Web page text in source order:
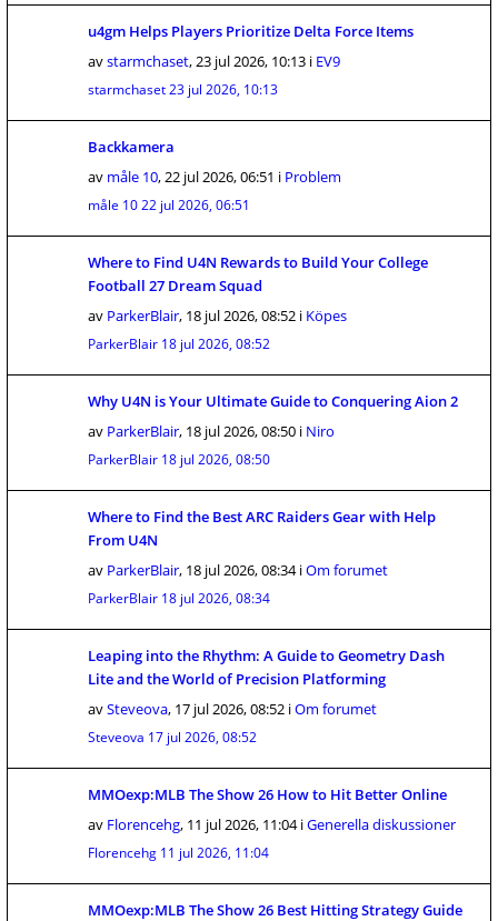
u4gm Helps Players Prioritize Delta Force Items
avstarmchaset,23 jul 2026, 10:13 i EV9
starmchaset23 jul 2026, 10:13
Backkamera
av måle 10,22 jul 2026, 06:51 i Problem
måle 1022 jul 2026, 06:51
Where to Find U4N Rewards to Build Your College
Football 27 Dream Squad
av ParkerBlair, 18 jul 2026, 08:52 i Köpes
ParkerBlair 18 jul 2026, 08:52
Why U4N is Your Ultimate Guide to Conquering Aion 2
av ParkerBlair, 18 jul 2026, 08:50 i Niro
ParkerBlair 18 jul 2026, 08:50
Where to Find the Best ARC Raiders Gear with Help
From U4N
av ParkerBlair, 18 jul 2026, 08:34iOm forumet
ParkerBlair 18 jul 2026, 08:34
Leaping into the Rhythm: A Guide to Geometry Dash
Lite and the World of Precision Platforming
avSteveova, 17 jul 2026, 08:52 iOm forumet
Steveova 17 jul 2026, 08:52
MMOexp:MLB The Show 26 How to Hit Better Online
av Florencehg, 11 jul 2026, 11:04iGenerella diskussioner
Florencehg 11 jul 2026, 11:04
MMOexp:MLB The Show 26 Best Hitting Strategy Guide